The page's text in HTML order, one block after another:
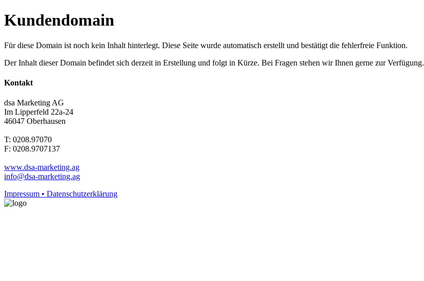
Kundendomain
Für diese Domain ist noch kein Inhalt hinterlegt. Diese Seite wurde automatisch erstellt und bestätigt die fehlerfreie Funktion.
Der Inhalt dieser Domain befindet sich derzeit in Erstellung und folgt in Kürze. Bei Fragen stehen wir Ihnen gerne zur Verfügung.
Kontakt
dsa Marketing AG
Im Lipperfeld 22a-24
46047 Oberhausen
T: 0208.97070
F: 0208.9707137
www.dsa-marketing.ag
info@dsa-marketing.ag
Impressum • Datenschutzerklärung